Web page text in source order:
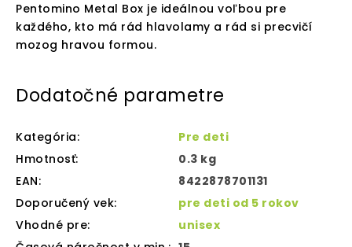
Pentomino Metal Box je ideálnou voľbou pre
každého, kto má rád hlavolamy a rád si precvičí
mozog hravou formou.
Dodatočné parametre
Kategória:
Pre deti
Hmotnosť:
0.3 kg
EAN:
8422878701131
Doporučený vek:
pre deti od 5 rokov
Vhodné pre:
unisex